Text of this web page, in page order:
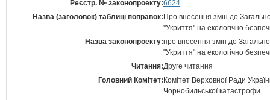
Реєстр. № законопроекту:6624
Назва (заголовок) таблиці поправок: Про внесення змін до
''Укриття'' на екологічно
Назва законопроекту:про внесення змін до
"Укриття" на екологічно
Читання:Друге читання
Головний Комітет: Комітет Верховної Ради
Чорнобильської катастрофи